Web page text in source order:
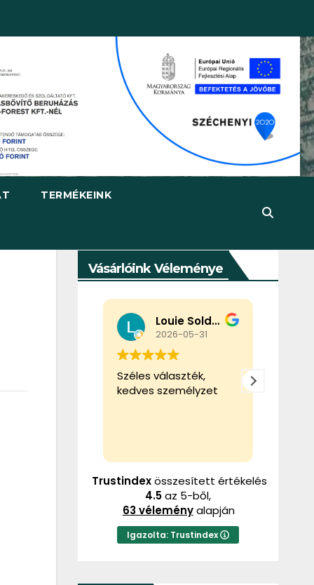
TERMÉKEINK
Vásárlóink Véleménye
Tibor Gál
2026-02-22
Ez a felhasználó csak
egy értékelést
Trustindexösszesített értékelés
4.5az 5-ből,
63 véleményalapján
Igazolta: Trustindex